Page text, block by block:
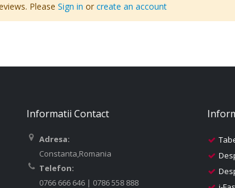
Please Sign in or create an account
Informatii Contact
Adresa:
Constanta,Romania
Telefon:
0766 666 646 | 0786 558 888